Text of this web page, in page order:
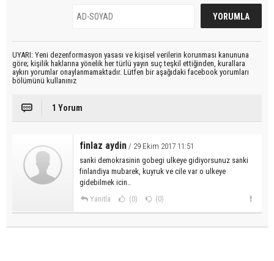
UYARI: Yeni dezenformasyon yasası ve kişisel verilerin korunması kanununa
göre; kişilik haklarına yönelik her türlü yayın suç teşkil ettiğinden, kurallara
aykırı yorumlar onaylanmamaktadır. Lütfen bir aşağıdaki facebook yorumları
bölümünü kullanınız
1 Yorum
finlaz aydin / 29 Ekim 2017 11:51
sanki demokrasinin gobegi ulkeye gidiyorsunuz sanki
finlandiya mubarek, kuyruk ve cile var o ulkeye
gidebilmek icin..
Yanıtla (0) (0)